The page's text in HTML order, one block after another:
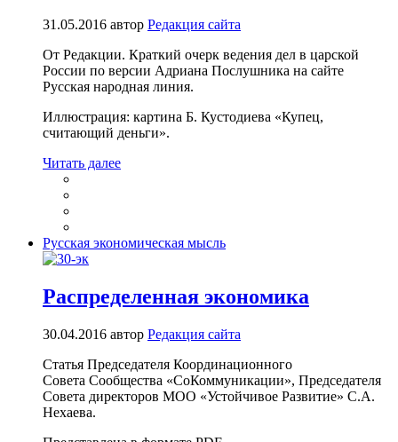
31.05.2016 автор Редакция сайта
От Редакции. Краткий очерк ведения дел в царской
России по версии Адриана Послушника на сайте
Русская народная линия.
Иллюстрация: картина Б. Кустодиева «Купец,
считающий деньги».
Читать далее
Русская экономическая мысль
Распределенная экономика
30.04.2016 автор Редакция сайта
Статья Председателя Координационного
Совета Сообщества «СоКоммуникации», Председателя
Совета директоров МОО «Устойчивое Развитие» С.А.
Нехаева.